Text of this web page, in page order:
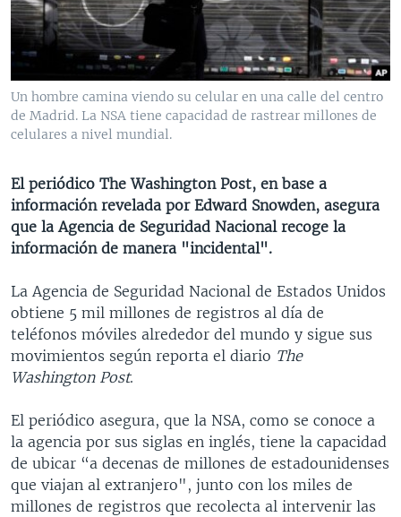
VENEZUELA
BRASIL
NICARAGUA
ECONOMÍA
ENTRETENIMIENTO Y CULTURA
TECNOLOGÍA
DEPORTES
MULTIMEDIA
VIDEOS
FOTOGRAFÍA
AUDIOS
PROGRAMAS TV
EL MUNDO AL DÍA
FORO INTERAMERICANO
LAS CLAVES
PANORAMA
RADIO
AVANCE INFORMATIVO
BUENOS DÍAS AMÉRICA
ESTADOS UNIDOS AL DÍA
EL MUNDO AL DÍA [RADIO]
DEPORTIVO INTERNACIONAL
NOTA ECONÓMICA
ENTRETENIMIENTO
DIRECT
Learning English
SÍGANOS
Idiomas
Un hombre camina viendo su celular en una calle del centro
de Madrid. La NSA tiene capacidad de rastrear millones de
celulares a nivel mundial.
El periódico The Washington Post, en base a
información revelada por Edward Snowden, asegura
que la Agencia de Seguridad Nacional recoge la
información de manera "incidental".
La Agencia de Seguridad Nacional de Estados Unidos
obtiene 5 mil millones de registros al día de
teléfonos móviles alrededor del mundo y sigue sus
movimientos según reporta el diario The
Washington Post.
El periódico asegura, que la NSA, como se conoce a
la agencia por sus siglas en inglés, tiene la capacidad
de ubicar “a decenas de millones de estadounidenses
que viajan al extranjero", junto con los miles de
millones de registros que recolecta al intervenir las